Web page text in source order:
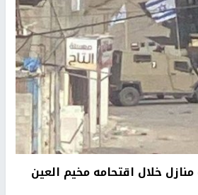
خلال اقتحامه مخيم العين